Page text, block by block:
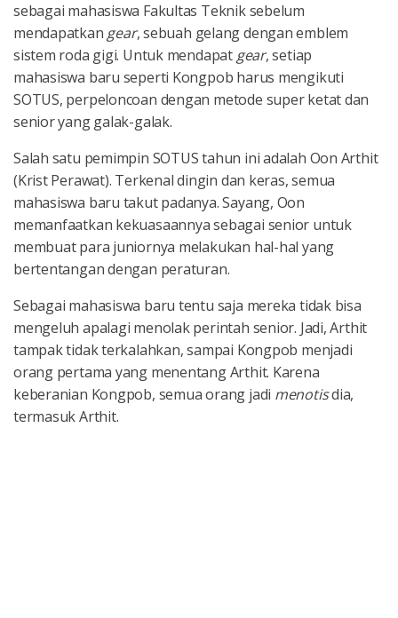
sebagai mahasiswa Fakultas Teknik sebelum
mendapatkan gear, sebuah gelang dengan emblem
sistem roda gigi. Untuk mendapat gear, setiap
mahasiswa baru seperti Kongpob harus mengikuti
SOTUS, perpeloncoan dengan metode super ketat dan
senior yang galak-galak.
Salah satu pemimpin SOTUS tahun ini adalah Oon Arthit
(Krist Perawat). Terkenal dingin dan keras, semua
mahasiswa baru takut padanya. Sayang, Oon
memanfaatkan kekuasaannya sebagai senior untuk
membuat para juniornya melakukan hal-hal yang
bertentangan dengan peraturan.
Sebagai mahasiswa baru tentu saja mereka tidak bisa
mengeluh apalagi menolak perintah senior. Jadi, Arthit
tampak tidak terkalahkan, sampai Kongpob menjadi
orang pertama yang menentang Arthit. Karena
keberanian Kongpob, semua orang jadi menotisdia,
termasuk Arthit.